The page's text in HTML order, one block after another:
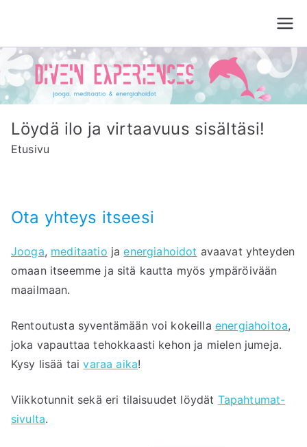
Divein Experiences
Löydä ilo ja virtaavuus sisältäsi!
Etusivu
Ota yhteys itseesi
Jooga, meditaatio jaenergiahoidot avaavat yhteyden
omaan itseemme ja sitä kautta myös ympäröivään
maailmaan.
Rentoutusta syventämään voi kokeilla energiahoitoa,
joka vapauttaa tehokkaasti kehon ja mielen jumeja.
Kysy lisää taivaraa aika!
Viikkotunnit sekä eri tilaisuudet löydät Tapahtumat-
sivulta.